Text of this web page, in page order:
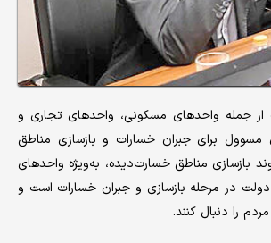
جمله واحدهای مسکونی، واحدهای تجاری و
مسوول برای جبران خسارات و بازسازی مناطق
بازسازی مناطق خسارت‌دیده، به‌ویژه واحدهای
در مرحله بازسازی و جبران خسارات است و
را دنبال کنند.